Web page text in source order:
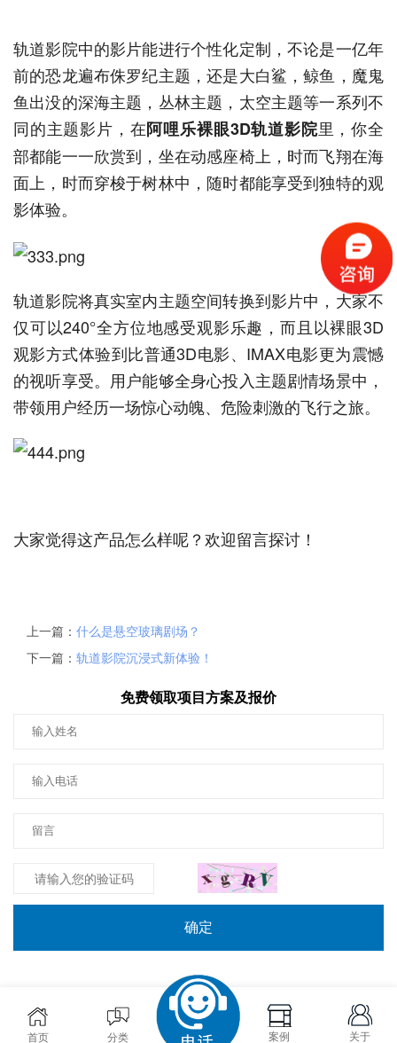
轨道影院中的影片能进行个性化定制，不论是一亿年
前的恐龙遍布侏罗纪主题，还是大白鲨，鲸鱼，魔鬼
鱼出没的深海主题，丛林主题，太空主题等一系列不
同的主题影片，在阿哩乐裸眼3D轨道影院里，你全
部都能一一欣赏到，坐在动感座椅上，时而飞翔在海
面上，时而穿梭于树林中，随时都能享受到独特的观
影体验。
轨道影院将真实室内主题空间转换到影片中，大家不
仅可以240°全方位地感受观影乐趣，而且以裸眼3D
观影方式体验到比普通3D电影、IMAX电影更为震憾
的视听享受。用户能够全身心投入主题剧情场景中，
带领用户经历一场惊心动魄、危险刺激的飞行之旅。
大家觉得这产品怎么样呢？欢迎留言探讨！
上一篇： 什么是悬空玻璃剧场？
下一篇： 轨道影院沉浸式新体验！
免费领取项目方案及报价
确定
首页 分类 案例 关于